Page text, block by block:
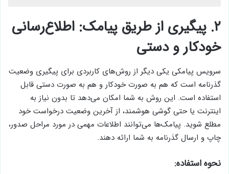
۲. پیگیری از طریق پیامک: اطلاع‌رسانی
خودکار و دستی
سرویس پیامکی یکی دیگر از روش‌های کاربردی برای پیگیری وضعیت
گذرنامه است که هم به صورت خودکار و هم به صورت دستی قابل
استفاده است. این روش به شما امکان می‌دهد تا بدون نیاز به
اینترنت یا حتی گوشی هوشمند، از آخرین وضعیت درخواست خود
مطلع شوید. پیامک‌ها می‌توانند اطلاعات مهمی در مورد مراحل صدور،
چاپ و ارسال گذرنامه به شما ارائه دهند.
نحوه استفاده: